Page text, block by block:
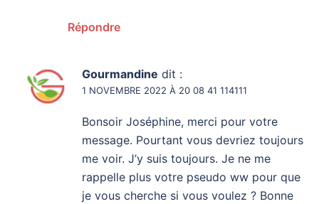
Répondre
Gourmandine dit :
1 NOVEMBRE 2022 À 20 08 41 114111
Bonsoir Joséphine, merci pour votre
message. Pourtant vous devriez toujours
me voir. J’y suis toujours. Je ne me
rappelle plus votre pseudo ww pour que
je vous cherche si vous voulez ? Bonne